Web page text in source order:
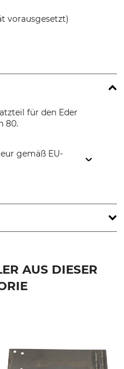
vorausgesetzt)
für den Eder
80.
gemäß EU-
maschinenbau.de
AUS DIESER